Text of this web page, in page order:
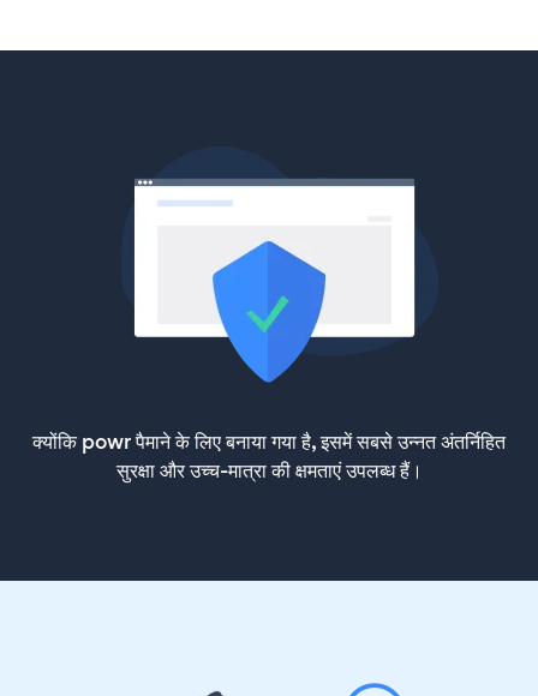
क्योंकि powr पैमाने के लिए बनाया गया है, इसमें सबसे उन्नत अंतर्निहित
सुरक्षा और उच्च-मात्रा की क्षमताएं उपलब्ध हैं।